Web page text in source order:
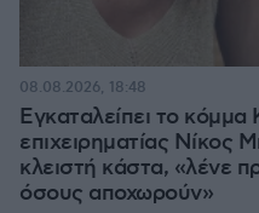
Εγκαταλείπει το κόμμα
επιχειρηματίας Νίκος
κλειστή κάστα, «λένε
όσους αποχωρούν»
08.08.2026, 18:48